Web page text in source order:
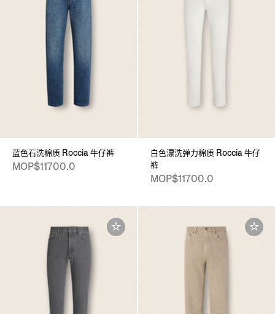
蓝色石洗棉质 Roccia 牛仔裤
MOP$11700.0
白色漂洗弹力棉质 Roccia 牛仔
裤
MOP$11700.0